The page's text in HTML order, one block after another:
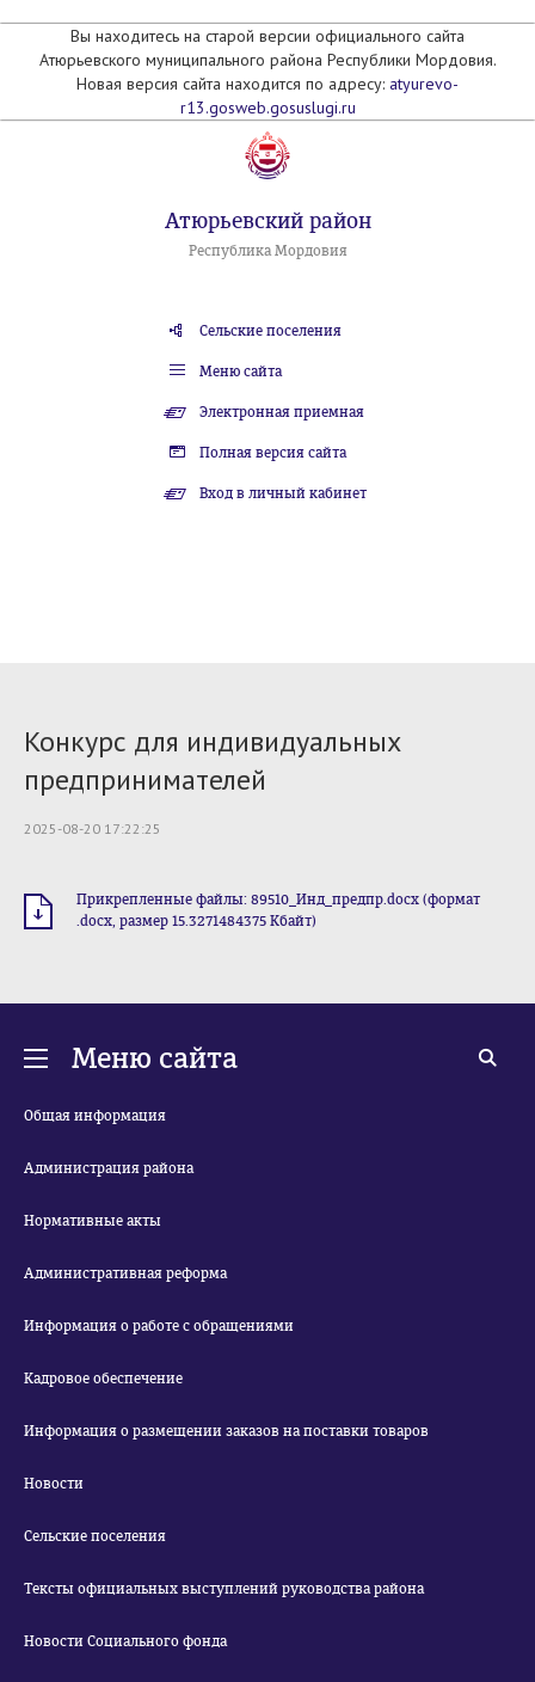
Вы находитесь на старой версии официального сайта
Атюрьевского муниципального района Республики Мордовия.
Новая версия сайта находится по адресу: atyurevo-
r13.gosweb.gosuslugi.ru
Атюрьевский район
Республика Мордовия
Сельские поселения
Меню сайта
Электронная приемная
Полная версия сайта
Вход в личный кабинет
Конкурс для индивидуальных
предпринимателей
2025-08-20 17:22:25
Прикрепленные файлы: 89510_Инд_предпр.docx (формат
.docx, размер 15.3271484375 Кбайт)
Меню сайта
Общая информация
Администрация района
Нормативные акты
Административная реформа
Информация о работе с обращениями
Кадровое обеспечение
Информация о размещении заказов на поставки товаров
Новости
Сельские поселения
Тексты официальных выступлений руководства района
Новости Социального фонда